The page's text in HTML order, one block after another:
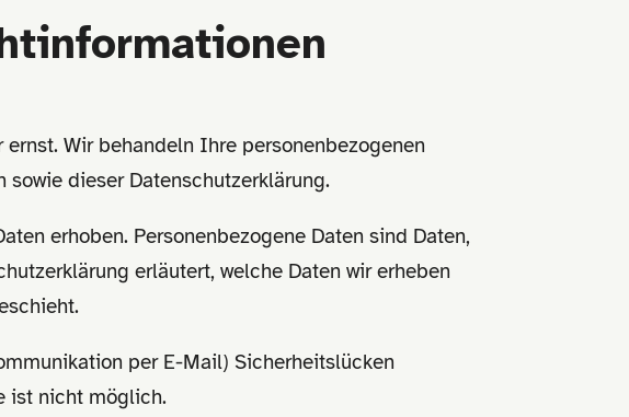
Wir behandeln Ihre personenbezogenen
dieser Datenschutzerklärung.
erhoben. Personenbezogene Daten sind Daten,
erläutert, welche Daten wir erheben
per E-Mail) Sicherheitslücken
ist nicht möglich.